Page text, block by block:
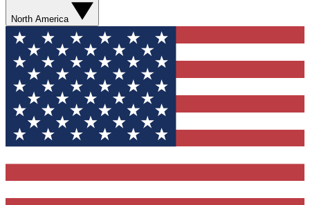
North America